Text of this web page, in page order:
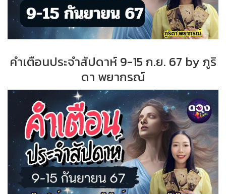
คำเตือนประจำสัปดาห์ 9-15 ก.ย. 67 by ภูริ
ดา พยากรณ์